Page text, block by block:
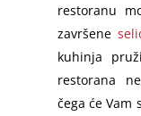
restoranu
završene
kuhinja
restorana
čega će Vam